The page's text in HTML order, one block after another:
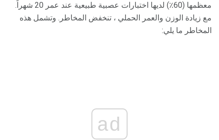
معظمها (60٪) لديها اختبارات عصبية طبيعية عند عمر 20 شهراً.
مع زيادة الوزن والعمر الحملي ، تنخفض المخاطر. وتشمل هذه
المخاطر ما يلي:
ad